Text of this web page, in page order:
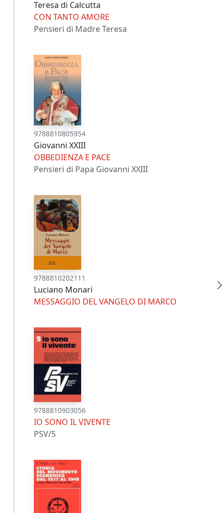
Teresa di Calcutta
CON TANTO AMORE
Pensieri di Madre Teresa
9788810805954
Giovanni XXIII
OBBEDIENZA E PACE
Pensieri di Papa Giovanni XXIII
9788810202111
Luciano Monari
MESSAGGIO DEL VANGELO DI MARCO
9788810903056
IO SONO IL VIVENTE
PSV/5